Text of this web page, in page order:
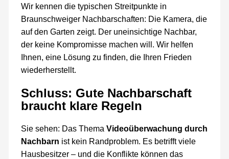
Wir kennen die typischen Streitpunkte in
Braunschweiger Nachbarschaften: Die Kamera, die
auf den Garten zeigt. Der uneinsichtige Nachbar,
der keine Kompromisse machen will. Wir helfen
Ihnen, eine Lösung zu finden, die Ihren Frieden
wiederherstellt.
Schluss: Gute Nachbarschaft
braucht klare Regeln
Sie sehen: Das Thema Videoüberwachung durch
Nachbarn ist kein Randproblem. Es betrifft viele
Hausbesitzer – und die Konflikte können das